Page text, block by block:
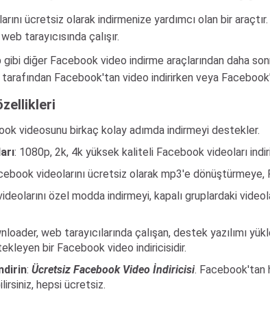
ücretsiz olarak indirmenize yardımcı olan bir araçtır.
tarayıcısında çalışır.
gibi diğer Facebook video indirme araçlarından daha
tarafından Facebook'tan video indirirken veya
videosunu birkaç kolay adımda indirmeyi destekler.
: 1080p, 2k, 4k yüksek kaliteli Facebook videoları
videolarını ücretsiz olarak mp3'e dönüştürmeye,
özel modda indirmeyi, kapalı gruplardaki
web tarayıcılarında çalışan, destek yazılımı
bir Facebook video indiricisidir.
: Ücretsiz Facebook Video İndiricisi. Facebook'tan
hepsi ücretsiz.